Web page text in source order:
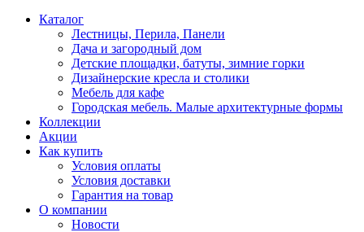
Каталог
Лестницы, Перила, Панели
Дача и загородный дом
Детские площадки, батуты, зимние горки
Дизайнерские кресла и столики
Мебель для кафе
Городская мебель. Малые архитектурные формы
Коллекции
Акции
Как купить
Условия оплаты
Условия доставки
Гарантия на товар
О компании
Новости